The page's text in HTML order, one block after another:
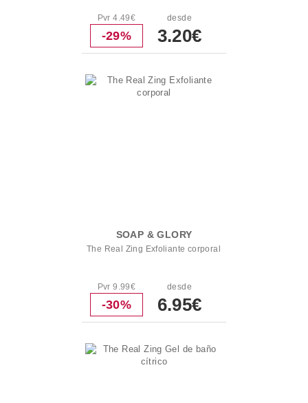
Pvr 4.49€
-29%
desde
3.20€
SOAP & GLORY
The Real Zing Exfoliante corporal
Pvr 9.99€
-30%
desde
6.95€